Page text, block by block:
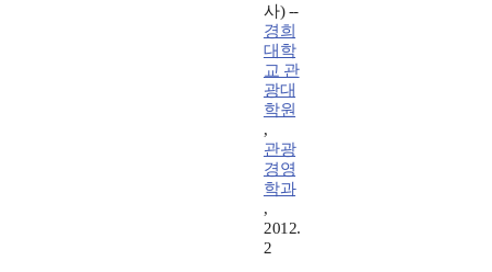
사) --
경희
대학
교 관
광대
학원
,
관광
경영
학과
,
2012.
2